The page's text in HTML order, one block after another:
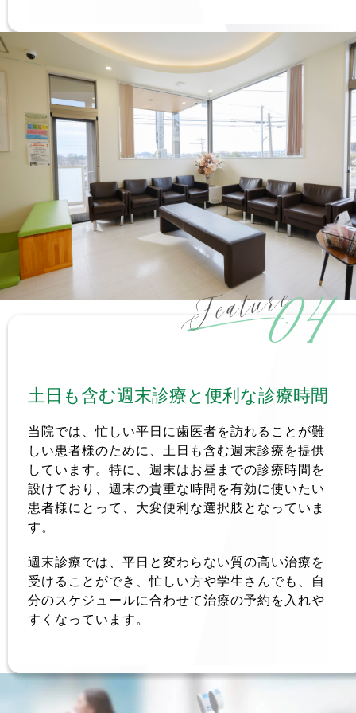
当院では、忙しい平日に歯医者を訪れることが難
しい患者様のために、土日も含む週末診療を提供
しています。特に、週末はお昼までの診療時間を
設けており、週末の貴重な時間を有効に使いたい
患者様にとって、大変便利な選択肢となっていま
す。
週末診療では、平日と変わらない質の高い治療を
受けることができ、忙しい方や学生さんでも、自
分のスケジュールに合わせて治療の予約を入れや
すくなっています。